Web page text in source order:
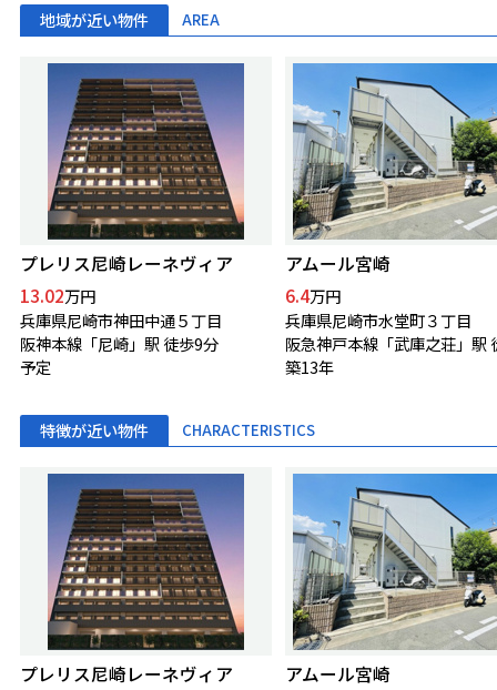
地域が近い物件 AREA
プレリス尼崎レーネヴィア
13.02万円
兵庫県尼崎市神田中通５丁目
阪神本線「尼崎」駅 徒歩9分
予定
アムール宮崎
6.4万円
兵庫県尼崎市水堂町３丁目
築13年
特徴が近い物件 CHARACTERISTICS
プレリス尼崎レーネヴィア
アムール宮崎